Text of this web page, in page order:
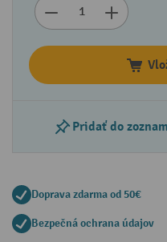
Pridať do
Doprava zdarma od 50€
Bezpečná ochrana údajov